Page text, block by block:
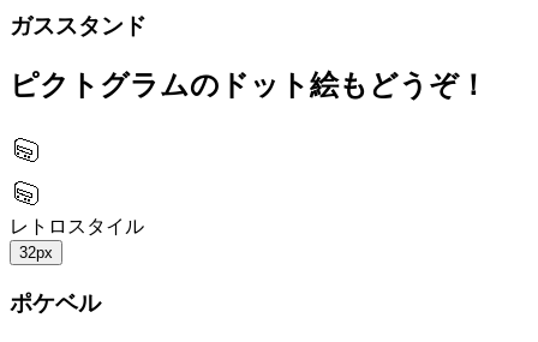
ガススタンド
ピクトグラムのドット絵もどうぞ！
レトロスタイル
32px
ポケベル